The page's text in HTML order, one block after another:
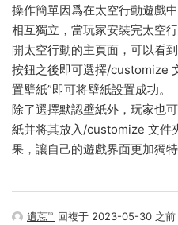
操作簡單因爲在太空行動遊戲
相互獨立，當玩家安裝完太空
開太空行動的主頁面，可以看
按鈕之後即可選擇/customize
置壁紙”即可将壁紙設置成功。
除了選擇默認壁紙外，玩家也
紙并将其放入/customize 文件
果，讓自己的遊戲界面更加獨特
遺莣℡ 回複于 2023-05-30 之前